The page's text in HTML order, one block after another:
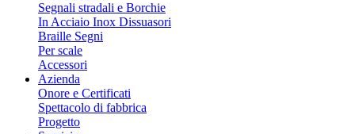
Segnali stradali e Borchie
In Acciaio Inox Dissuasori
Braille Segni
Per scale
Accessori
Azienda
Onore e Certificati
Spettacolo di fabbrica
Progetto